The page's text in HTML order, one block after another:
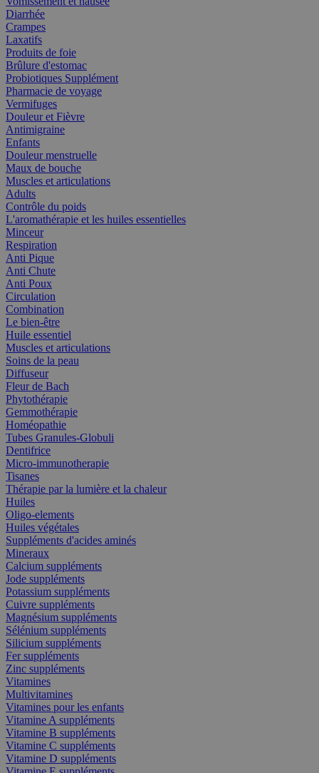
Diarrhée
Crampes
Laxatifs
Produits de foie
Brûlure d'estomac
Probiotiques Supplément
Pharmacie de voyage
Vermifuges
Douleur et Fièvre
Antimigraine
Enfants
Douleur menstruelle
Maux de bouche
Muscles et articulations
Adults
Contrôle du poids
L'aromathérapie et les huiles essentielles
Minceur
Respiration
Anti Pique
Anti Chute
Anti Poux
Circulation
Combination
Le bien-être
Huile essentiel
Muscles et articulations
Soins de la peau
Diffuseur
Fleur de Bach
Phytothérapie
Gemmothérapie
Homéopathie
Tubes Granules-Globuli
Dentifrice
Micro-immunotherapie
Tisanes
Thérapie par la lumière et la chaleur
Huiles
Oligo-elements
Huiles végétales
Suppléments d'acides aminés
Mineraux
Calcium suppléments
Jode suppléments
Potassium suppléments
Cuivre suppléments
Magnésium suppléments
Sélénium suppléments
Silicium suppléments
Fer suppléments
Zinc suppléments
Vitamines
Multivitamines
Vitamines pour les enfants
Vitamine A suppléments
Vitamine B suppléments
Vitamine C suppléments
Vitamine D suppléments